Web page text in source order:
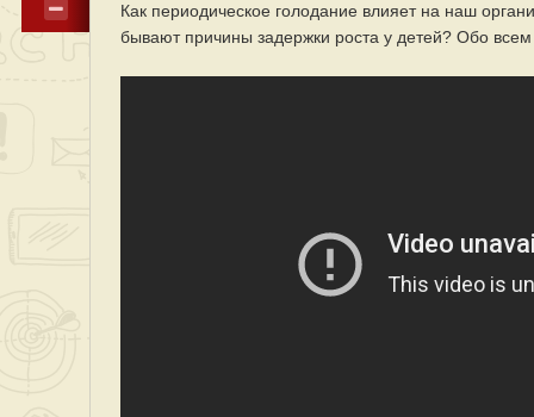
Как периодическое голодание влияет на наш
бывают причины задержки роста у детей? Обо